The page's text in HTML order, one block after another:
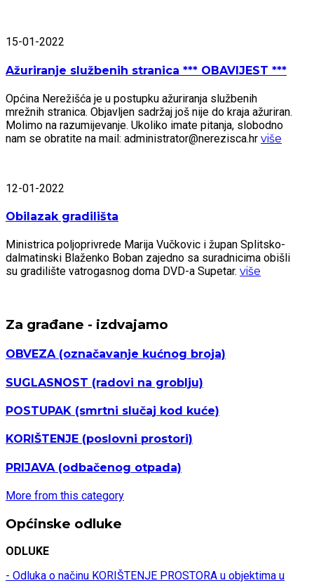
15-01-2022
Ažuriranje službenih stranica *** OBAVIJEST ***
Općina Nerežišća je u postupku ažuriranja službenih
mrežnih stranica. Objavljen sadržaj još nije do kraja ažuriran.
Molimo na razumijevanje. Ukoliko imate pitanja, slobodno
nam se obratite na mail: administrator@nerezisca.hr više
12-01-2022
Obilazak gradilišta
Ministrica poljoprivrede Marija Vučkovic i župan Splitsko-
dalmatinski Blaženko Boban zajedno sa suradnicima obišli
su gradilište vatrogasnog doma DVD-a Supetar. više
Za građane - izdvajamo
OBVEZA(označavanje kućnog broja)
SUGLASNOST (radovi na groblju)
POSTUPAK (smrtni slučaj kod kuće)
KORIŠTENJE (poslovni prostori)
PRIJAVA (odbačenog otpada)
More from this category
Općinske odluke
ODLUKE
- Odluka o načinu KORIŠTENJE PROSTORA u objektima u